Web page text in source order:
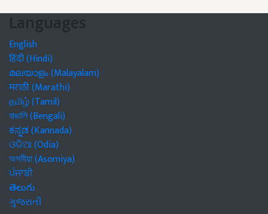
Languages
English
हिंदी (Hindi)
മലയാളം (Malayalam)
मराठी (Marathi)
தமிழ் (Tamil)
বাঙালি (Bengali)
ಕನ್ನಡ (Kannada)
ଓଡିଆ (Odia)
অসমীয়া (Asomiya)
ਪੰਜਾਬੀ
తెలుగు
ગુજરાતી